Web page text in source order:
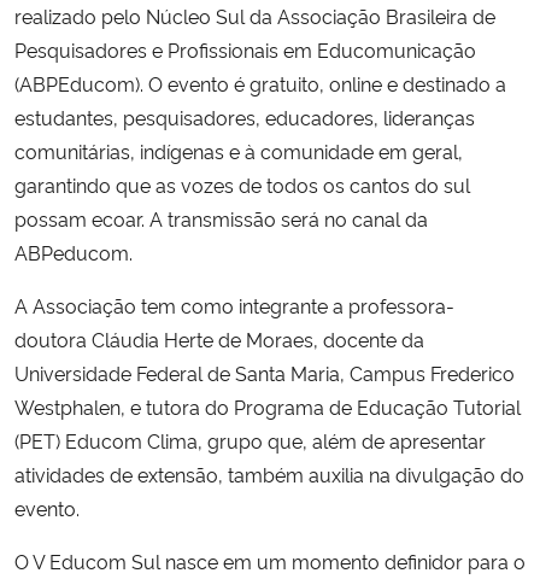
Ministério do Meio Ambiente
Ministério do Desenvolvimento Regional
Controladoria-Geral da União
Ministério da Mulher, da Família e dos Direitos Humanos
Secretaria de Governo
Gabinete de Segurança Institucional
Advocacia-Geral da União
realizado pelo Núcleo Sul da Associação Brasileira de
Pesquisadores e Profissionais em Educomunicação
(ABPEducom). O evento é gratuito, online e destinado a
estudantes, pesquisadores, educadores, lideranças
comunitárias, indígenas e à comunidade em geral,
garantindo que as vozes de todos os cantos do sul
possam ecoar. A transmissão será no canal da
ABPeducom.
A Associação tem como integrante a professora-
doutora Cláudia Herte de Moraes, docente da
Universidade Federal de Santa Maria, Campus Frederico
Westphalen, e tutora do Programa de Educação Tutorial
(PET) Educom Clima, grupo que, além de apresentar
atividades de extensão, também auxilia na divulgação do
evento.
O V Educom Sul nasce em um momento definidor para o